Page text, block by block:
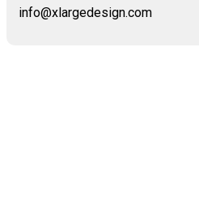
info@xlargedesign.com